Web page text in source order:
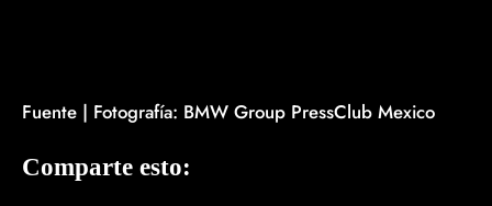
Fuente | Fotografía: BMW Group PressClub Mexico
Comparte esto: